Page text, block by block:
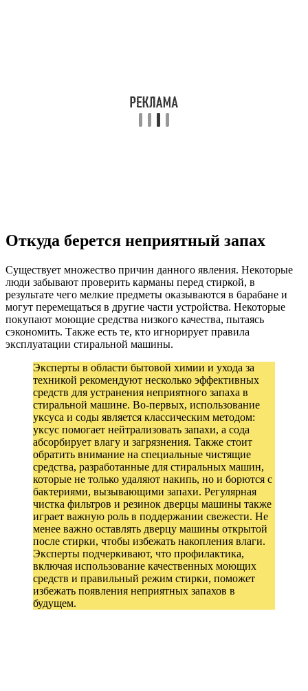
Откуда берется неприятный запах
Существует множество причин данного явления. Некоторые
люди забывают проверить карманы перед стиркой, в
результате чего мелкие предметы оказываются в барабане и
могут перемещаться в другие части устройства. Некоторые
покупают моющие средства низкого качества, пытаясь
сэкономить. Также есть те, кто игнорирует правила
эксплуатации стиральной машины.
Эксперты в области бытовой химии и ухода за
техникой рекомендуют несколько эффективных
средств для устранения неприятного запаха в
стиральной машине. Во-первых, использование
уксуса и соды является классическим методом:
уксус помогает нейтрализовать запахи, а сода
абсорбирует влагу и загрязнения. Также стоит
обратить внимание на специальные чистящие
средства, разработанные для стиральных машин,
которые не только удаляют накипь, но и борются с
бактериями, вызывающими запахи. Регулярная
чистка фильтров и резинок дверцы машины также
играет важную роль в поддержании свежести. Не
менее важно оставлять дверцу машины открытой
после стирки, чтобы избежать накопления влаги.
Эксперты подчеркивают, что профилактика,
включая использование качественных моющих
средств и правильный режим стирки, поможет
избежать появления неприятных запахов в
будущем.